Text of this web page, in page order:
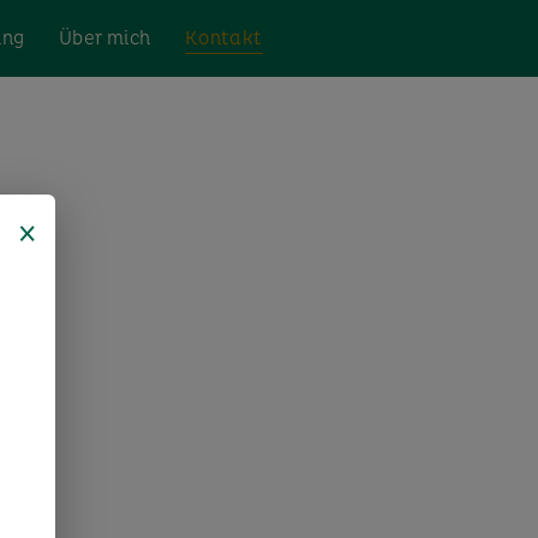
Über mich Kontakt
×